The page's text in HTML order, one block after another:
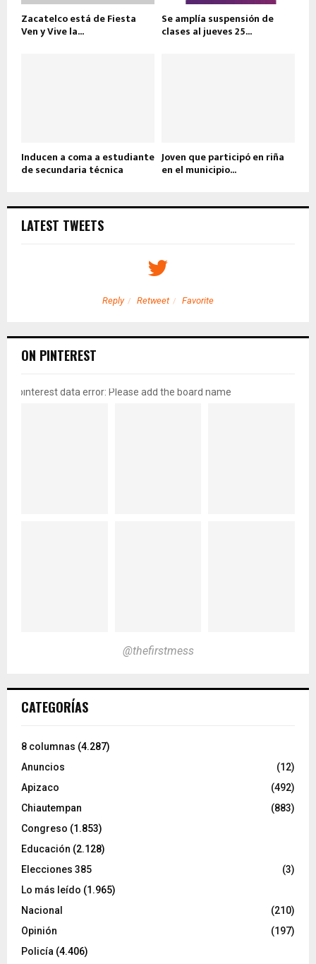
Zacatelco está de Fiesta
Ven y Vive la...
Se amplía suspensión de
clases al jueves 25...
Inducen a coma a estudiante
de secundaria técnica
Joven que participó en riña
en el municipio...
LATEST TWEETS
Reply Retweet Favorite
ON PINTEREST
pinterest data error: Please add the board name
@thefirstmess
CATEGORÍAS
8 columnas (4.287)
Anuncios
(12)
Apizaco
(492)
Chiautempan
(883)
Congreso (1.853)
Educación (2.128)
Elecciones 385
(3)
Lo más leído (1.965)
Nacional
(210)
Opinión
(197)
Policía (4.406)